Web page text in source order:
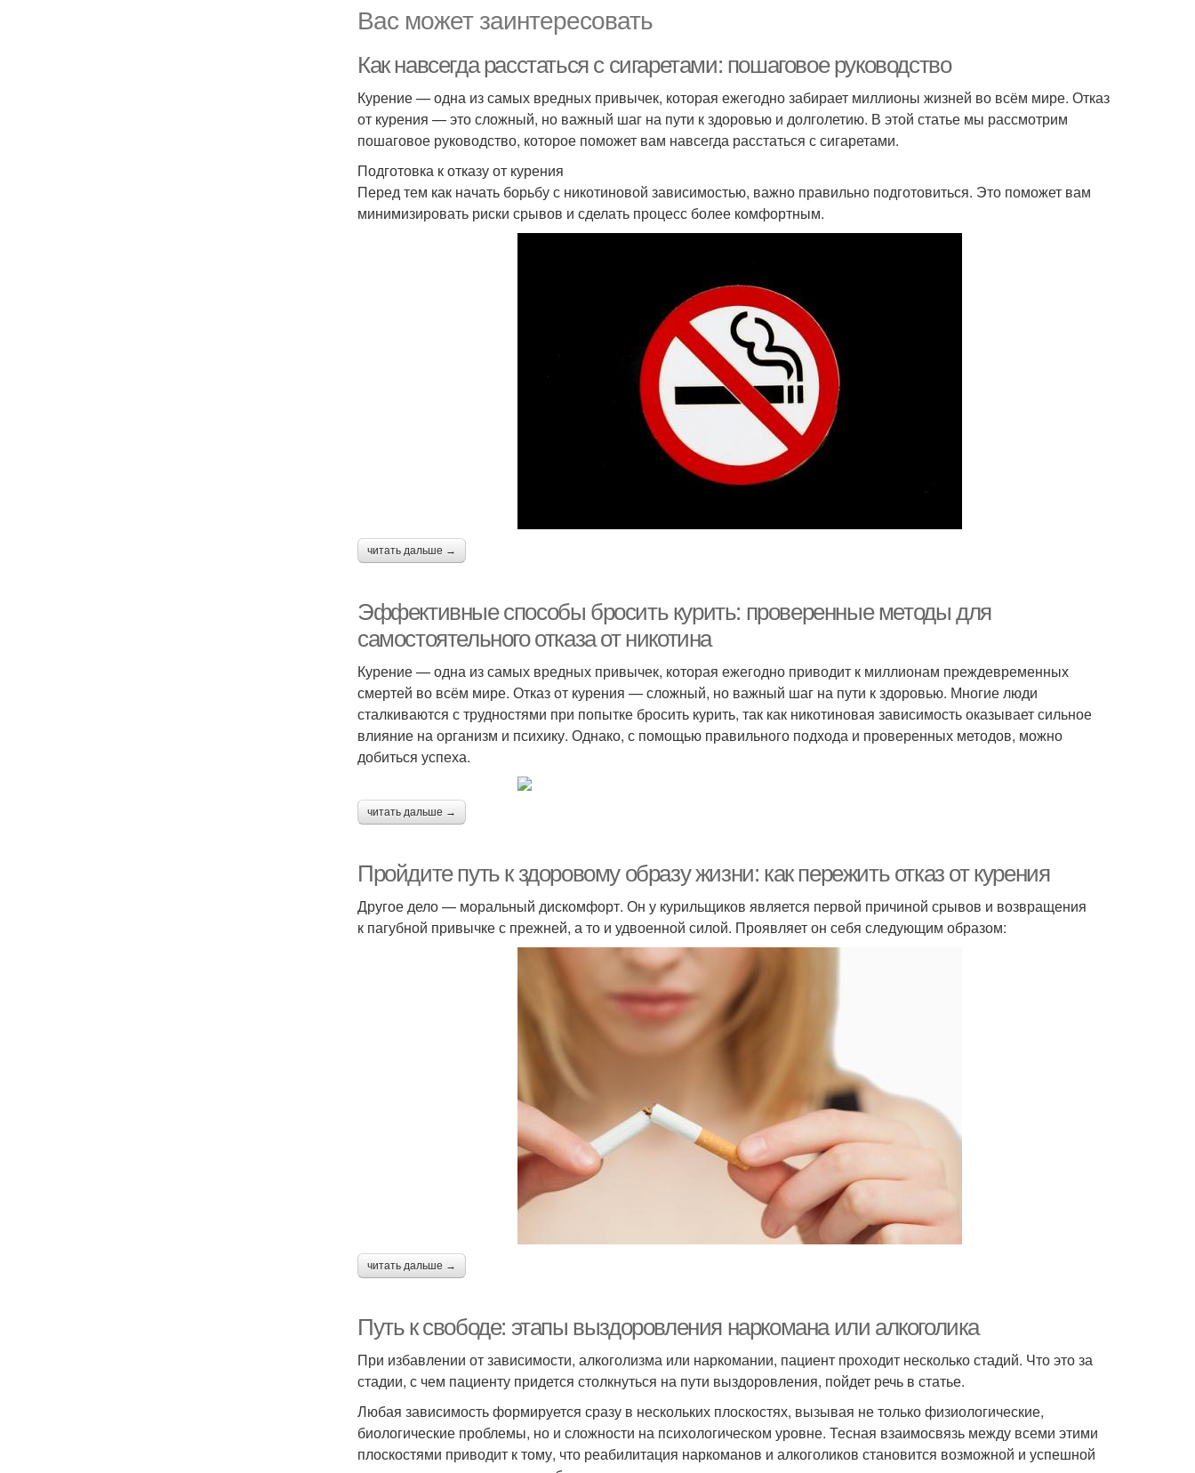
Вас может заинтересовать
Как навсегда расстаться с сигаретами: пошаговое руководство
Курение — одна из самых вредных привычек, которая ежегодно забирает миллионы жизней во всём мире. Отказ
от курения — это сложный, но важный шаг на пути к здоровью и долголетию. В этой статье мы рассмотрим
пошаговое руководство, которое поможет вам навсегда расстаться с сигаретами.
Подготовка к отказу от курения
Перед тем как начать борьбу с никотиновой зависимостью, важно правильно подготовиться. Это поможет вам
минимизировать риски срывов и сделать процесс более комфортным.
читать дальше →
Эффективные способы бросить курить: проверенные методы для
самостоятельного отказа от никотина
Курение — одна из самых вредных привычек, которая ежегодно приводит к миллионам преждевременных
смертей во всём мире. Отказ от курения — сложный, но важный шаг на пути к здоровью. Многие люди
сталкиваются с трудностями при попытке бросить курить, так как никотиновая зависимость оказывает сильное
влияние на организм и психику. Однако, с помощью правильного подхода и проверенных методов, можно
добиться успеха.
читать дальше →
Пройдите путь к здоровому образу жизни: как пережить отказ от курения
Другое дело — моральный дискомфорт. Он у курильщиков является первой причиной срывов и возвращения
к пагубной привычке с прежней, а то и удвоенной силой. Проявляет он себя следующим образом:
читать дальше →
Путь к свободе: этапы выздоровления наркомана или алкоголика
При избавлении от зависимости, алкоголизма или наркомании, пациент проходит несколько стадий. Что это за
стадии, с чем пациенту придется столкнуться на пути выздоровления, пойдет речь в статье.
Любая зависимость формируется сразу в нескольких плоскостях, вызывая не только физиологические,
биологические проблемы, но и сложности на психологическом уровне. Тесная взаимосвязь между всеми этими
плоскостями приводит к тому, что реабилитация наркоманов и алкоголиков становится возможной и успешной